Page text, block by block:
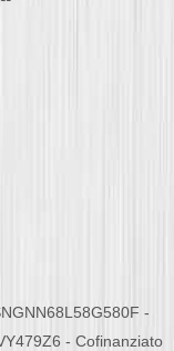
-
- Cofinanziato